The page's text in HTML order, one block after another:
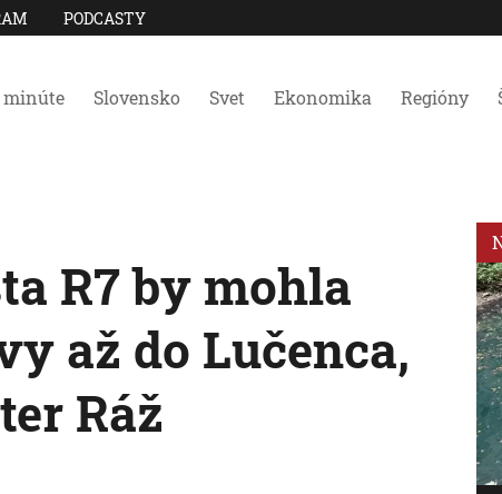
PODCASTY
minúte Slovensko Svet Ekonomika Regióny
R7 by mohla
až do Lučenca,
Ráž